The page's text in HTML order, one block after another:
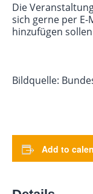
Die
sich gerne per E-
hinzufügen
Bildquelle:
Add to